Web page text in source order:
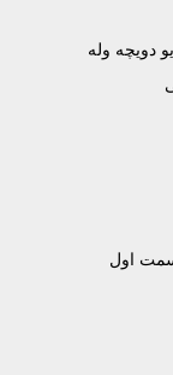
دویچه وله